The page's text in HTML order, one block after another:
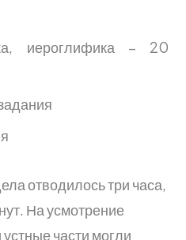
иероглифика – 20
отводилось три часа,
На усмотрение
части могли